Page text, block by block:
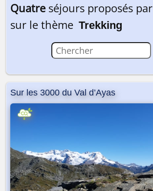
Quatre séjours proposés par
sur le thème Trekking
Sur les 3000 du Val d’Ayas